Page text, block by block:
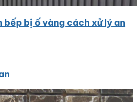
bếp bị ố vàng cách xử lý an